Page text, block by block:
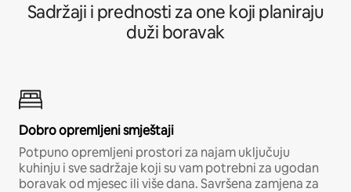
Sadržaji i prednosti za one koji planiraju
duži boravak
Dobro opremljeni smještaji
Potpuno opremljeni prostori za najam uključuju
kuhinju i sve sadržaje koji su vam potrebni za ugodan
boravak od mjesec ili više dana. Savršena zamjena za